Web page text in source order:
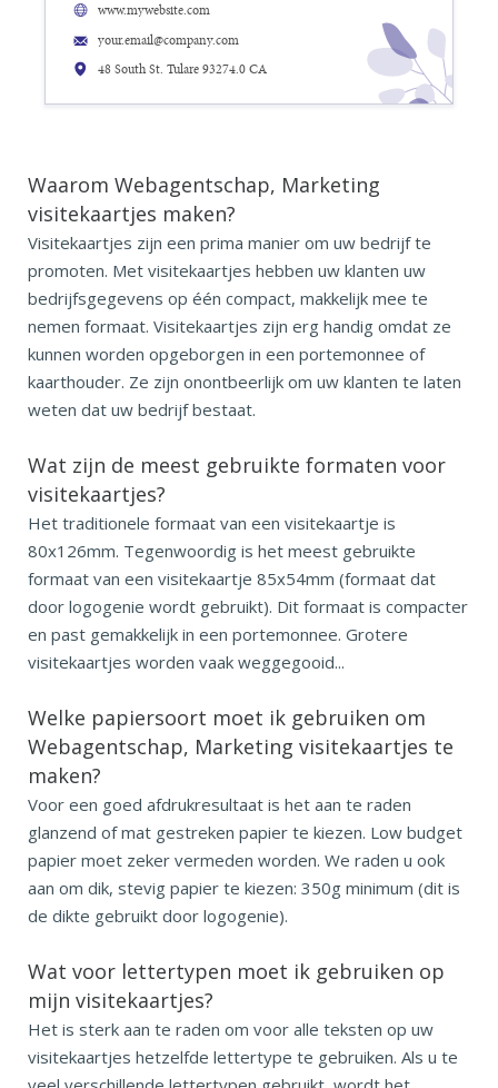
48 South St. Tulare 93274.0 CA
www.mywebsite.com
your.email@company.com
Waarom Webagentschap, Marketing
visitekaartjes maken?
Visitekaartjes zijn een prima manier om uw bedrijf te
promoten. Met visitekaartjes hebben uw klanten uw
bedrijfsgegevens op één compact, makkelijk mee te
nemen formaat. Visitekaartjes zijn erg handig omdat ze
kunnen worden opgeborgen in een portemonnee of
kaarthouder. Ze zijn onontbeerlijk om uw klanten te laten
weten dat uw bedrijf bestaat.
Wat zijn de meest gebruikte formaten voor
visitekaartjes?
Het traditionele formaat van een visitekaartje is
80x126mm. Tegenwoordig is het meest gebruikte
formaat van een visitekaartje 85x54mm (formaat dat
door logogenie wordt gebruikt). Dit formaat is compacter
en past gemakkelijk in een portemonnee. Grotere
visitekaartjes worden vaak weggegooid...
Welke papiersoort moet ik gebruiken om
Webagentschap, Marketing visitekaartjes te
maken?
Voor een goed afdrukresultaat is het aan te raden
glanzend of mat gestreken papier te kiezen. Low budget
papier moet zeker vermeden worden. We raden u ook
aan om dik, stevig papier te kiezen: 350g minimum (dit is
de dikte gebruikt door logogenie).
Wat voor lettertypen moet ik gebruiken op
mijn visitekaartjes?
Het is sterk aan te raden om voor alle teksten op uw
visitekaartjes hetzelfde lettertype te gebruiken. Als u te